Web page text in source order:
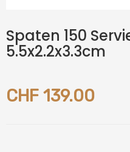
Spaten 150
5.5x2.2x3.3cm
CHF 139.00